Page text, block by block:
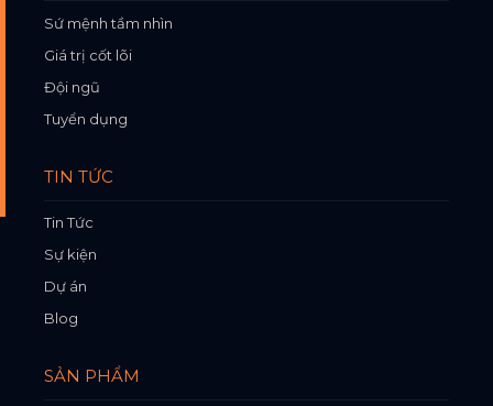
Sứ mệnh tầm nhìn
Giá trị cốt lõi
Đội ngũ
Tuyển dụng
TIN TỨC
Tin Tức
Sự kiện
Dự án
Blog
SẢN PHẨM